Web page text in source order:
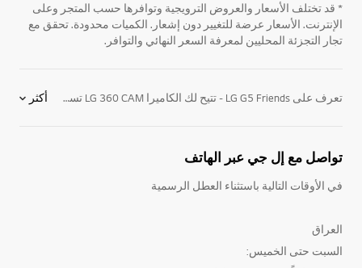
* قد تختلف الأسعار والعروض الترويجية وتوافرها حسب المتجر وعلى
الإنترنت. الأسعار عرضة للتغيير دون إشعار. الكميات محدودة. تحقق مع
تجار التجزئة المحليين لمعرفة السعر النهائي والتوافر.
تعرف على LG G5 Friends - تتيح لك الكاميرا LG 360 CAM تسجيل كل ما يحيط بك والتقاطه فلا تعيد إحياء تجربة مشاهد معينة فحسب، بل أيضًا البيئة المحيطة بأكملها، وذلك بفضل عدساتها واسعة الزاوية المزدوجة التي تبلغ 13 مليون بكسل. ويمكنك أيضًا تسجيل مقاطع فيديو نقية بدقة 2K - تضفي كاميرا LG CAM Plus على LG G5 المظهر والوظائف نفسها التي تتمتع بها الكاميرا الحقيقية بفضل ميزة تشغيل/إيقاف تشغيل الكاميرا، والغالق، وزر التسجيل، ومفتاح التكبير/التصغير وقبضة اليد. توفر لك البطارية الإضافية المزيد من الوقت لالتقاط كل الصور التي تريدها. - تمنح سماعة الرأس LG Tone Platinum™ Bluetooth بتقنية الترميز Qualcomm® aptXTM HD الحديثة تجربة التفوق الهائل التي توفرها نوعية أوديوفيل البالغة 24 بت بالإضافة إلى ميزات الراحة الأنيقة - يمنح جهاز LG Hi-Fi Plus with B&O PLAY هاتفك الذكي مستوىً غير مسبوق لجودة الصوت بفضل تقنية B&O المرموقة مع المحوّل الرقمي التماثلي ومضخم الصوت، التي يمكن استخدامها أيضًا بشكل منفصل في أجهزة أخرى تعمل بأنظمة التشغيل Android، وiOS، وMac OS وWindows. -. يغمرك جهاز LG 360 VR بتنسيقه الصغير والخفيف جدًا في عالم فيديوهات الـ 360 درجة والألعاب الثلاثية الأبعاد. ويمكن بالتالي التحكم بأحدث الألعاب الـ 360 درجة والثلاثية الأبعاد وغيرها من محتويات الـ 360 درجة المتوفرة بواسطة LG G5 بكل سهولة الحياة أفضل عندما تستمتع بها أكثر أكثر
تواصل مع إل جي عبر الهاتف
في الأوقات التالية باستثناء العطل الرسمية
العراق
السبت حتى الخميس: